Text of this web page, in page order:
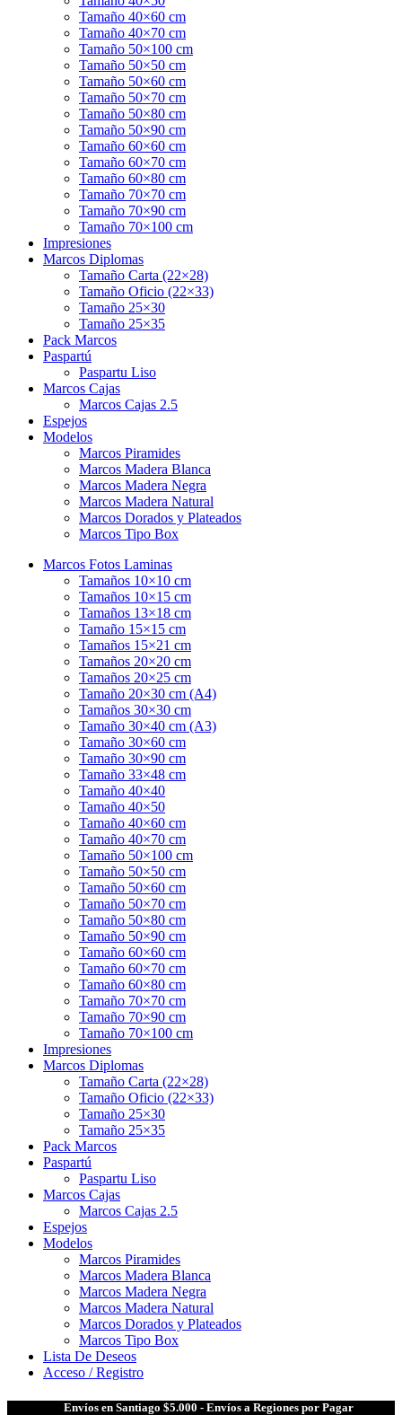
Tamaño 40×60 cm
Tamaño 40×70 cm
Tamaño 50×100 cm
Tamaño 50×50 cm
Tamaño 50×60 cm
Tamaño 50×70 cm
Tamaño 50×80 cm
Tamaño 50×90 cm
Tamaño 60×60 cm
Tamaño 60×70 cm
Tamaño 60×80 cm
Tamaño 70×70 cm
Tamaño 70×90 cm
Tamaño 70×100 cm
Impresiones
Marcos Diplomas
Tamaño Carta (22×28)
Tamaño Oficio (22×33)
Tamaño 25×30
Tamaño 25×35
Pack Marcos
Paspartú
Paspartu Liso
Marcos Cajas
Marcos Cajas 2.5
Espejos
Modelos
Marcos Piramides
Marcos Madera Blanca
Marcos Madera Negra
Marcos Madera Natural
Marcos Dorados y Plateados
Marcos Tipo Box
Marcos Fotos Laminas
Tamaños 10×10 cm
Tamaños 10×15 cm
Tamaños 13×18 cm
Tamaño 15×15 cm
Tamaños 15×21 cm
Tamaños 20×20 cm
Tamaños 20×25 cm
Tamaño 20×30 cm (A4)
Tamaños 30×30 cm
Tamaño 30×40 cm (A3)
Tamaño 30×60 cm
Tamaño 30×90 cm
Tamaño 33×48 cm
Tamaño 40×40
Tamaño 40×50
Tamaño 40×60 cm
Tamaño 40×70 cm
Tamaño 50×100 cm
Tamaño 50×50 cm
Tamaño 50×60 cm
Tamaño 50×70 cm
Tamaño 50×80 cm
Tamaño 50×90 cm
Tamaño 60×60 cm
Tamaño 60×70 cm
Tamaño 60×80 cm
Tamaño 70×70 cm
Tamaño 70×90 cm
Tamaño 70×100 cm
Impresiones
Marcos Diplomas
Tamaño Carta (22×28)
Tamaño Oficio (22×33)
Tamaño 25×30
Tamaño 25×35
Pack Marcos
Paspartú
Paspartu Liso
Marcos Cajas
Marcos Cajas 2.5
Espejos
Modelos
Marcos Piramides
Marcos Madera Blanca
Marcos Madera Negra
Marcos Madera Natural
Marcos Dorados y Plateados
Marcos Tipo Box
Lista De Deseos
Acceso / Registro
Envíos en Santiago $5.000 - Envíos a Regiones por Pagar